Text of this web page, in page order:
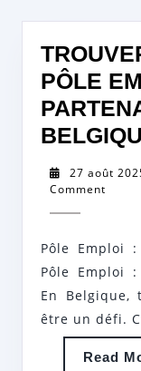
PÔLE
27 août
Comment
Pôle Emploi
Pôle Emploi
En
être un défi.
Read